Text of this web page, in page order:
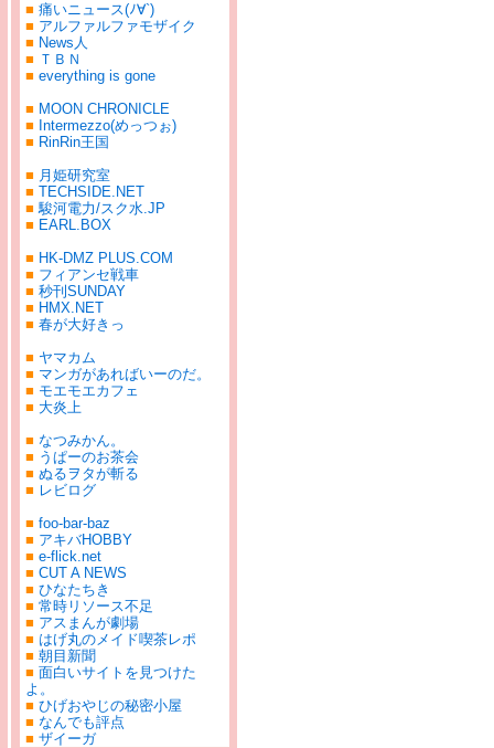
■ 痛いニュース(ﾉ∀`)
■ アルファルファモザイク
■ News人
■ ＴＢＮ
■ everything is gone
■ MOON CHRONICLE
■ Intermezzo(めっつぉ)
■ RinRin王国
■ 月姫研究室
■ TECHSIDE.NET
■駿河電力/スク水.JP
■ EARL.BOX
■ HK-DMZ PLUS.COM
■ フィアンセ戦車
■ 秒刊SUNDAY
■ HMX.NET
■ 春が大好きっ
■ ヤマカム
■ マンガがあればいーのだ。
■ モエモエカフェ
■ 大炎上
■ なつみかん。
■ うぱーのお茶会
■ ぬるヲタが斬る
■ レビログ
■ foo-bar-baz
■ アキバHOBBY
■ e-flick.net
■ CUT A NEWS
■ ひなたちき
■ 常時リソース不足
■ アスまんが劇場
■ はげ丸のメイド喫茶レポ
■ 朝目新聞
■ 面白いサイトを見つけた
よ。
■ ひげおやじの秘密小屋
■ なんでも評点
■ ザイーガ